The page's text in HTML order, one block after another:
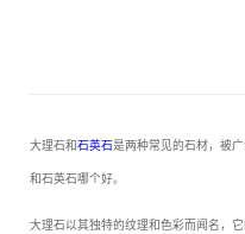
大理石和石英石是两种常见的石材，被
和石英石哪个好。
大理石以其独特的纹理和色彩而闻名，